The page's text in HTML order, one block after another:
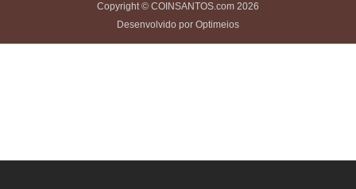
Copyright © COINSANTOS.com 2026
Desenvolvido por Optimeios